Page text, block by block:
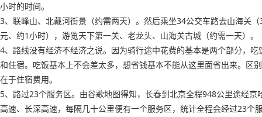
小时的时间。
3、联峰山、北戴河街景（约需两天）。然后乘坐34公交车路去山海关（
元、约1小时），游览天下第一关、老龙头、山海关古城（约需一天）。
4、路线没有经济不经济之说。因为骑行途中花费的基本是两个部分，吃
和住宿。吃饭基本上不会差太多，想省钱基本不能从这里面省出来。区别
在于住宿费用。
5、路过23个服务区。由谷歌地图得知，长春到北京全程948公里途经京
高速、长深高速，每隔几十公里便有一个服务区，统计全程会经过23个